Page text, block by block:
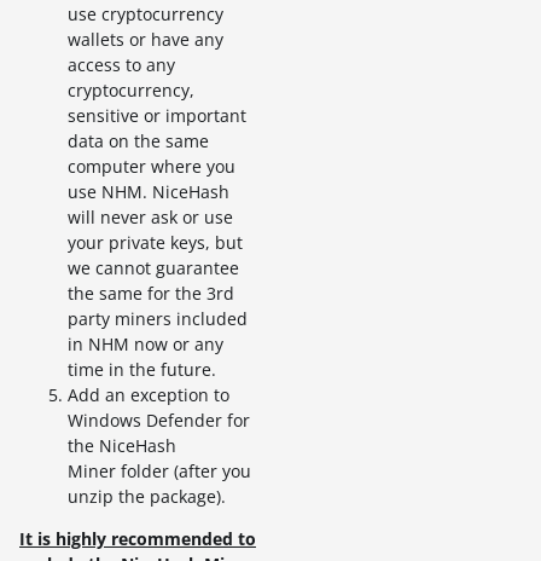
use cryptocurrency
wallets or have any
access to any
cryptocurrency,
sensitive or important
data on the same
computer where you
use NHM. NiceHash
will never ask or use
your private keys, but
we cannot guarantee
the same for the 3rd
party miners included
in NHM now or any
time in the future.
Add an exception to
Windows Defender for
the NiceHash
Miner folder (after you
unzip the package).
It is highly recommended to